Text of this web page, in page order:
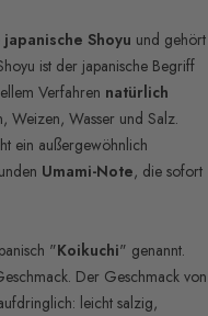
japanische Shoyu und gehört
ist der japanische Begriff
Verfahren natürlich
Weizen, Wasser und Salz.
ein außergewöhnlich
Umami-Note, die sofort
"Koikuchi" genannt.
Der Geschmack von
leicht salzig,